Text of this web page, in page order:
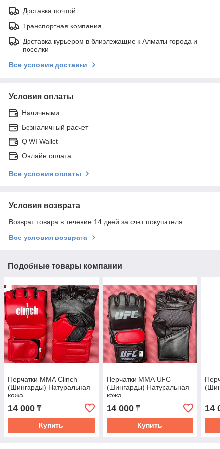
Доставка почтой
Транспортная компания
Доставка курьером в близлежащие к Алматы города и
поселки
Все условия доставки
Условия оплаты
Наличными
Безналичный расчет
QIWI Wallet
Онлайн оплата
Все условия оплаты
Условия возврата
Возврат товара в течение 14 дней за счет покупателя
Все условия возврата
Подобные товары компании
Перчатки ММА Clinch
(Шингарды) Натуральная
кожа
14 000 ₸
Купить
Перчатки ММА UFC
(Шингарды) Натуральная
кожа
14 000₸
Купить
14